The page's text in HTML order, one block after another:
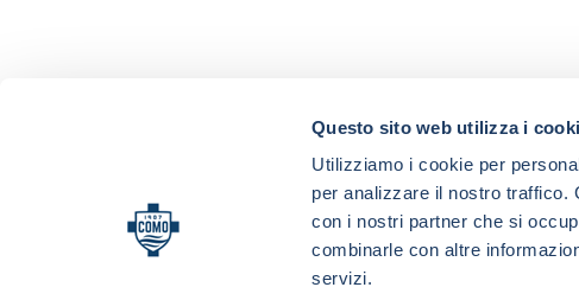
Questo sito web utilizza i
Utilizziamo i cookie per
per analizzare il nostro traffico.
con i nostri partner che si
combinarle con altre
servizi.